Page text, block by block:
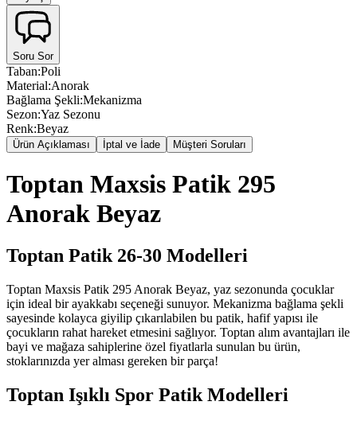
Soru Sor
Taban:Poli
Material:Anorak
Bağlama Şekli:Mekanizma
Sezon:Yaz Sezonu
Renk:Beyaz
Ürün Açıklaması İptal ve İade Müşteri Soruları
Toptan Maxsis Patik 295
Anorak Beyaz
Toptan Patik 26-30 Modelleri
Toptan Maxsis Patik 295 Anorak Beyaz, yaz sezonunda çocuklar
için ideal bir ayakkabı seçeneği sunuyor. Mekanizma bağlama şekli
sayesinde kolayca giyilip çıkarılabilen bu patik, hafif yapısı ile
çocukların rahat hareket etmesini sağlıyor. Toptan alım avantajları ile
bayi ve mağaza sahiplerine özel fiyatlarla sunulan bu ürün,
stoklarınızda yer alması gereken bir parça!
Toptan Işıklı Spor Patik Modelleri